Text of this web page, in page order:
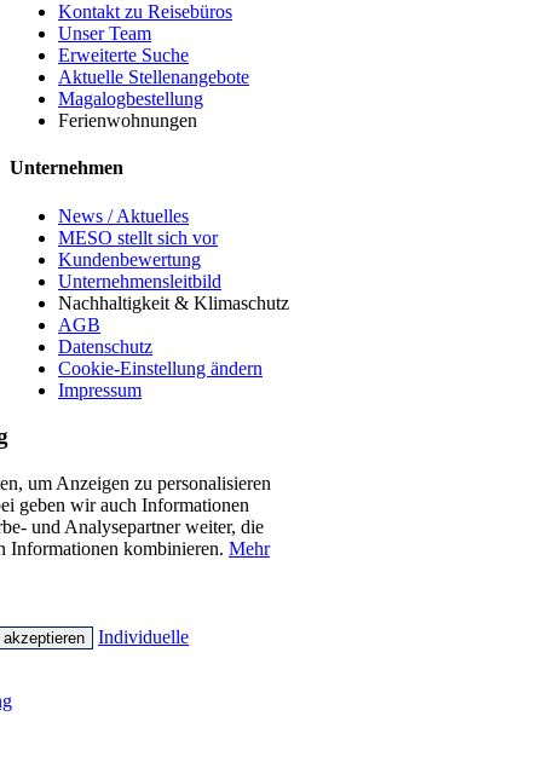
Kontakt zu Reisebüros
Unser Team
Erweiterte Suche
Aktuelle Stellenangebote
Magalogbestellung
Ferienwohnungen
Unternehmen
News / Aktuelles
MESO stellt sich vor
Kundenbewertung
Unternehmensleitbild
Nachhaltigkeit & Klimaschutz
AGB
Datenschutz
Cookie-Einstellung ändern
Impressum
um Anzeigen zu personalisieren
geben wir auch Informationen
und Analysepartner weiter, die
Informationen kombinieren. Mehr
Individuelle